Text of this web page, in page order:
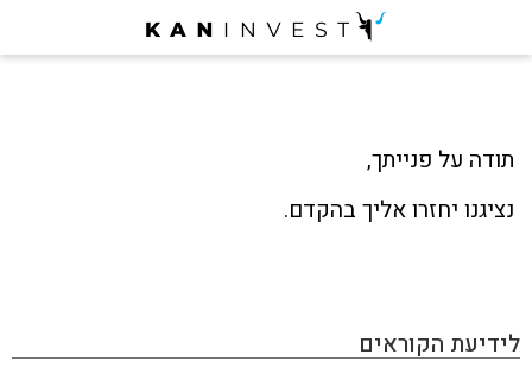
תודה על פנייתך,
נציגנו יחזרו אליך בהקדם.
לידיעת הקוראים